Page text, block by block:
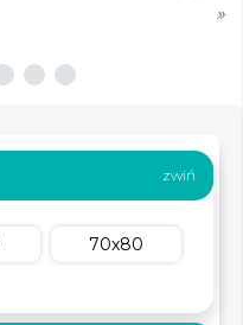
»
70x80